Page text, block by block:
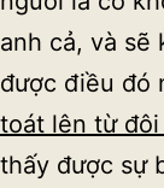
anh cả, và sẽ
được điều đó
toát lên từ
thấy được sự